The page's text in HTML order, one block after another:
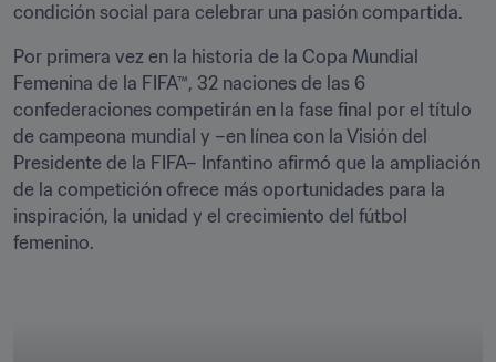
condición social para celebrar una pasión compartida.
Por primera vez en la historia de la Copa Mundial
Femenina de la FIFA™, 32 naciones de las 6
confederaciones competirán en la fase final por el título
de campeona mundial y –en línea con la Visión del
Presidente de la FIFA– Infantino afirmó que la ampliación
de la competición ofrece más oportunidades para la
inspiración, la unidad y el crecimiento del fútbol
femenino.